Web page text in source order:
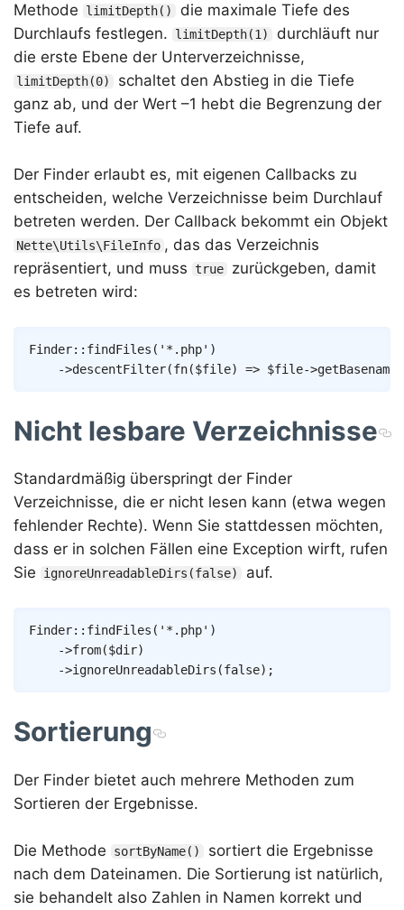
Methode
limitDepth()
die maximale Tiefe des
Durchlaufs festlegen.
limitDepth(1)
durchläuft nur
die erste Ebene der Unterverzeichnisse,
limitDepth(0)
schaltet den Abstieg in die Tiefe
ganz ab, und der Wert –1 hebt die Begrenzung der
Tiefe auf.
Der Finder erlaubt es, mit eigenen Callbacks zu
entscheiden, welche Verzeichnisse beim Durchlauf
betreten werden. Der Callback bekommt ein Objekt
Nette\Utils\FileInfo , das das Verzeichnis
repräsentiert, und muss true
zurückgeben, damit
es betreten wird:
Finder:: findFiles ( '*.php' )
->descentFilter(fn($file) => $file->getBasename
Nicht lesbare Verzeichnisse
Standardmäßig überspringt der Finder
Verzeichnisse, die er nicht lesen kann (etwa wegen
fehlender Rechte). Wenn Sie stattdessen möchten,
dass er in solchen Fällen eine Exception wirft, rufen
Sie
ignoreUnreadableDirs(false) auf.
Finder:: findFiles ( '*.php' )
->from($dir)
->ignoreUnreadableDirs (false) ;
Sortierung
Der Finder bietet auch mehrere Methoden zum
Sortieren der Ergebnisse.
Die Methode sortByName()
sortiert die Ergebnisse
nach dem Dateinamen. Die Sortierung ist natürlich,
sie behandelt also Zahlen in Namen korrekt und